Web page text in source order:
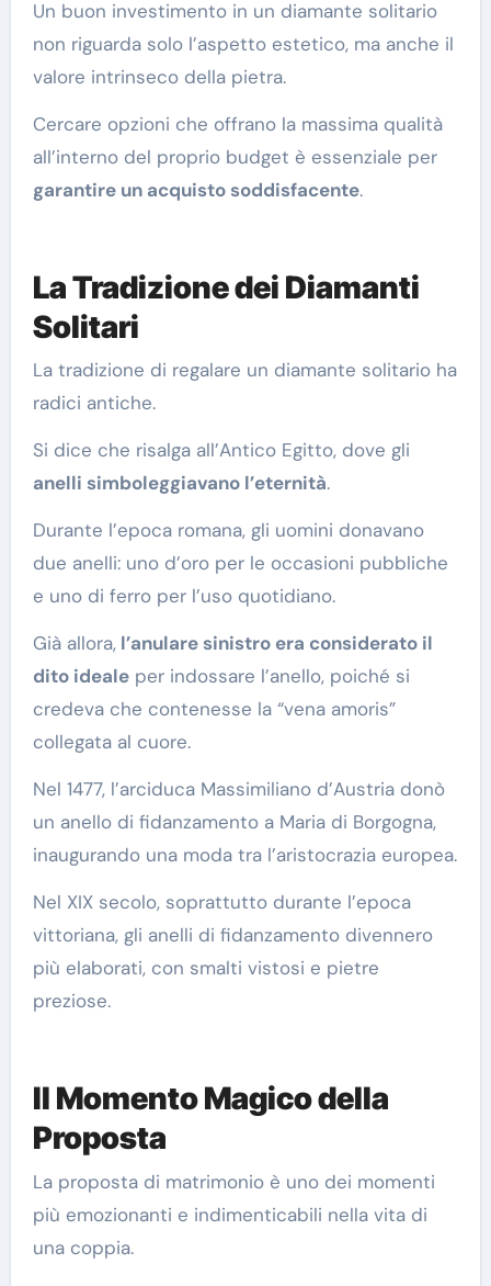
Un buon investimento in un diamante solitario
non riguarda solo l’aspetto estetico, ma anche il
valore intrinseco della pietra.
Cercare opzioni che offrano la massima qualità
all’interno del proprio budget è essenziale per
garantire un acquisto soddisfacente.
La Tradizione dei Diamanti
Solitari
La tradizione di regalare un diamante solitario ha
radici antiche.
Si dice che risalga all’Antico Egitto, dove gli
anelli simboleggiavano l’eternità.
Durante l’epoca romana, gli uomini donavano
due anelli: uno d’oro per le occasioni pubbliche
e uno di ferro per l’uso quotidiano.
Già allora,l’anulare sinistro era considerato il
dito idealeper indossare l’anello, poiché si
credeva che contenesse la “vena amoris”
collegata al cuore.
Nel 1477, l’arciduca Massimiliano d’Austria donò
un anello di fidanzamento a Maria di Borgogna,
inaugurando una moda tra l’aristocrazia europea.
Nel XIX secolo, soprattutto durante l’epoca
vittoriana, gli anelli di fidanzamento divennero
più elaborati, con smalti vistosi e pietre
preziose.
Il Momento Magico della
Proposta
La proposta di matrimonio è uno dei momenti
più emozionanti e indimenticabili nella vita di
una coppia.